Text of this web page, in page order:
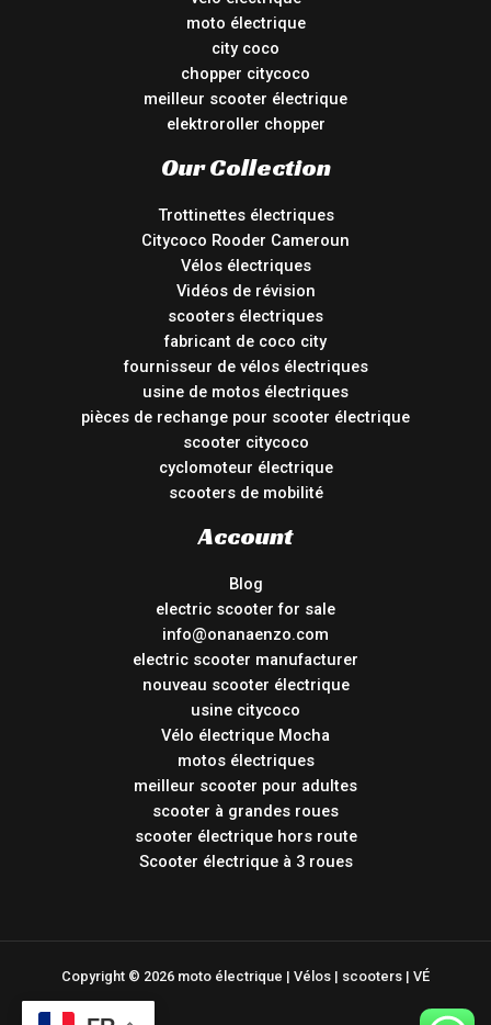
moto électrique
city coco
chopper citycoco
meilleur scooter électrique
elektroroller chopper
Our Collection
Trottinettes électriques
Citycoco Rooder Cameroun
Vélos électriques
Vidéos de révision
scooters électriques
fabricant de coco city
fournisseur de vélos électriques
usine de motos électriques
pièces de rechange pour scooter électrique
scooter citycoco
cyclomoteur électrique
scooters de mobilité
Account
Blog
electric scooter for sale
info@onanaenzo.com
electric scooter manufacturer
nouveau scooter électrique
usine citycoco
Vélo électrique Mocha
motos électriques
meilleur scooter pour adultes
scooter à grandes roues
scooter électrique hors route
Scooter électrique à 3 roues
Copyright © 2026 moto électrique | Vélos | scooters | VÉ